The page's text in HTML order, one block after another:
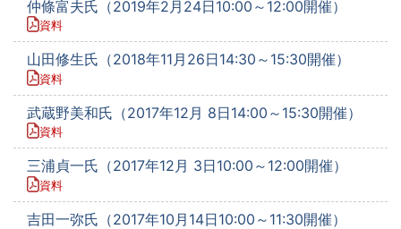
仲條富夫氏（2019年2月24日10:00～12:00開催）
資料
山田修生氏（2018年11月26日14:30～15:30開催）
資料
武蔵野美和氏（2017年12月 8日14:00～15:30開催）
資料
三浦貞一氏（2017年12月 3日10:00～12:00開催）
資料
吉田一弥氏（2017年10月14日10:00～11:30開催）